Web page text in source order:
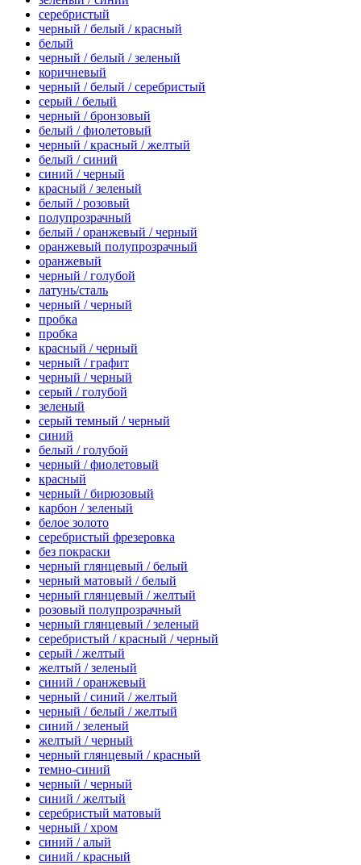
серебристый
черный / белый / красный
белый
черный / белый / зеленый
коричневый
черный / белый / серебристый
серый / белый
черный / бронзовый
белый / фиолетовый
черный / красный / желтый
белый / синий
синий / черный
красный / зеленый
белый / розовый
полупрозрачный
белый / оранжевый / черный
оранжевый полупрозрачный
оранжевый
черный / голубой
латунь/сталь
черный / черный
пробка
пробка
красный / черный
черный / графит
черный / черный
серый / голубой
зеленый
серый темный / черный
синий
белый / голубой
черный / фиолетовый
красный
черный / бирюзовый
карбон / зеленый
белое золото
серебристый фрезеровка
без покраски
черный глянцевый / белый
черный матовый / белый
черный глянцевый / желтый
розовый полупрозрачный
черный глянцевый / зеленый
серебристый / красный / черный
серый / желтый
желтый / зеленый
синий / оранжевый
черный / синий / желтый
черный / белый / желтый
синий / зеленый
желтый / черный
черный глянцевый / красный
темно-синий
черный / черный
синий / желтый
серебристый матовый
черный / хром
синий / алый
синий / красный